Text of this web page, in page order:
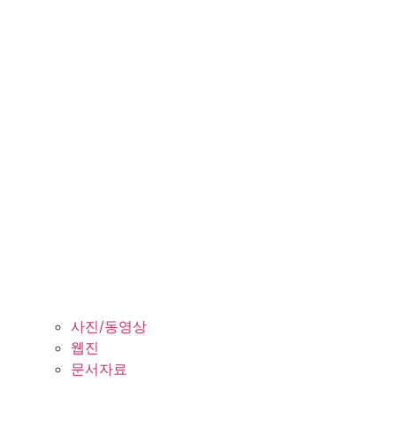
사진/동영상
웹진
문서자료